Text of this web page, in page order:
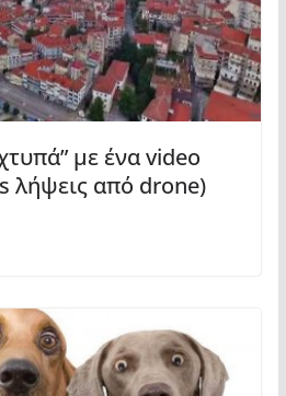
με ένα video
λήψεις από drone)